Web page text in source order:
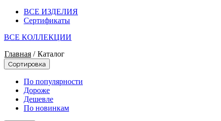
ВСЕ ИЗДЕЛИЯ
Сертификаты
ВСЕ КОЛЛЕКЦИИ
Главная / Каталог
Сортировка
По популярности
Дороже
Дешевле
По новинкам